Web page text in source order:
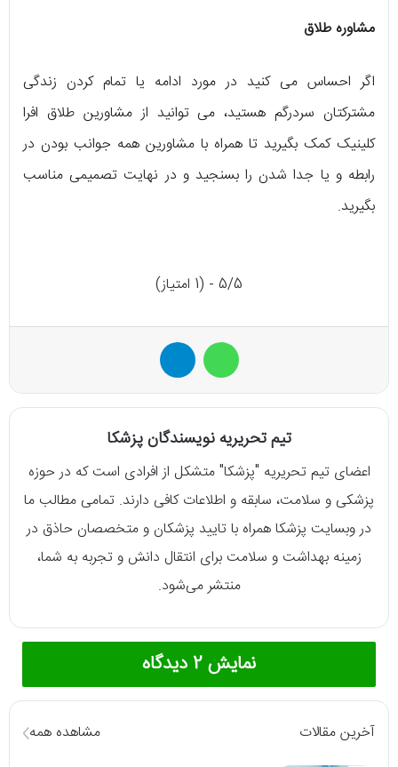
مشاوره طلاق
اگر احساس می کنید در مورد ادامه یا تمام کردن زندگی
مشترکتان سردرگم هستید، می توانید از مشاورین طلاق افرا
کلینیک کمک بگیرید تا همراه با مشاورین همه جوانب بودن در
رابطه و یا جدا شدن را بسنجید و در نهایت تصمیمی مناسب
بگیرید.
5/5 - (1 امتیاز)
واتس آپ
تیم تحریریه نویسندگان پزشکا
اعضای تیم تحریریه "پزشکا" متشکل از افرادی است که در حوزه
پزشکی و سلامت، سابقه و اطلاعات کافی دارند. تمامی مطالب ما
در وبسایت پزشکا همراه با تایید پزشکان و متخصصان حاذق در
زمینه بهداشت و سلامت برای انتقال دانش و تجربه به شما،
منتشر می‌شود.
نمایش 2 دیدگاه
آخرین مقالات مشاهده همه